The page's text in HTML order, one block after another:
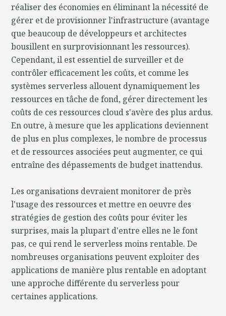
réaliser des économies en éliminant la nécessité de
gérer et de provisionner l'infrastructure (avantage
que beaucoup de développeurs et architectes
bousillent en surprovisionnant les ressources).
Cependant, il est essentiel de surveiller et de
contrôler efficacement les coûts, et comme les
systèmes serverless allouent dynamiquement les
ressources en tâche de fond, gérer directement les
coûts de ces ressources cloud s'avère des plus ardus.
En outre, à mesure que les applications deviennent
de plus en plus complexes, le nombre de processus
et de ressources associées peut augmenter, ce qui
entraîne des dépassements de budget inattendus.
Les organisations devraient monitorer de près
l'usage des ressources et mettre en oeuvre des
stratégies de gestion des coûts pour éviter les
surprises, mais la plupart d'entre elles ne le font
pas, ce qui rend le serverless moins rentable. De
nombreuses organisations peuvent exploiter des
applications de manière plus rentable en adoptant
une approche différente du serverless pour
certaines applications.